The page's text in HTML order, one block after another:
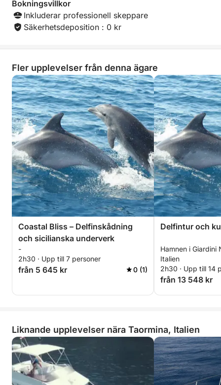
Bokningsvillkor
Inkluderar professionell skeppare
Säkerhetsdeposition : 0 kr
Fler upplevelser från denna ägare
Coastal Bliss – Delfinskådning
och sicilianska underverk
-
2h30 · Upp till 7 personer
från 5 645 kr 0 (1)
Delfintur och
Hamnen i Giardini
Italien
2h30 · Upp till 14
från 13 548 kr
Liknande upplevelser nära Taormina, Italien